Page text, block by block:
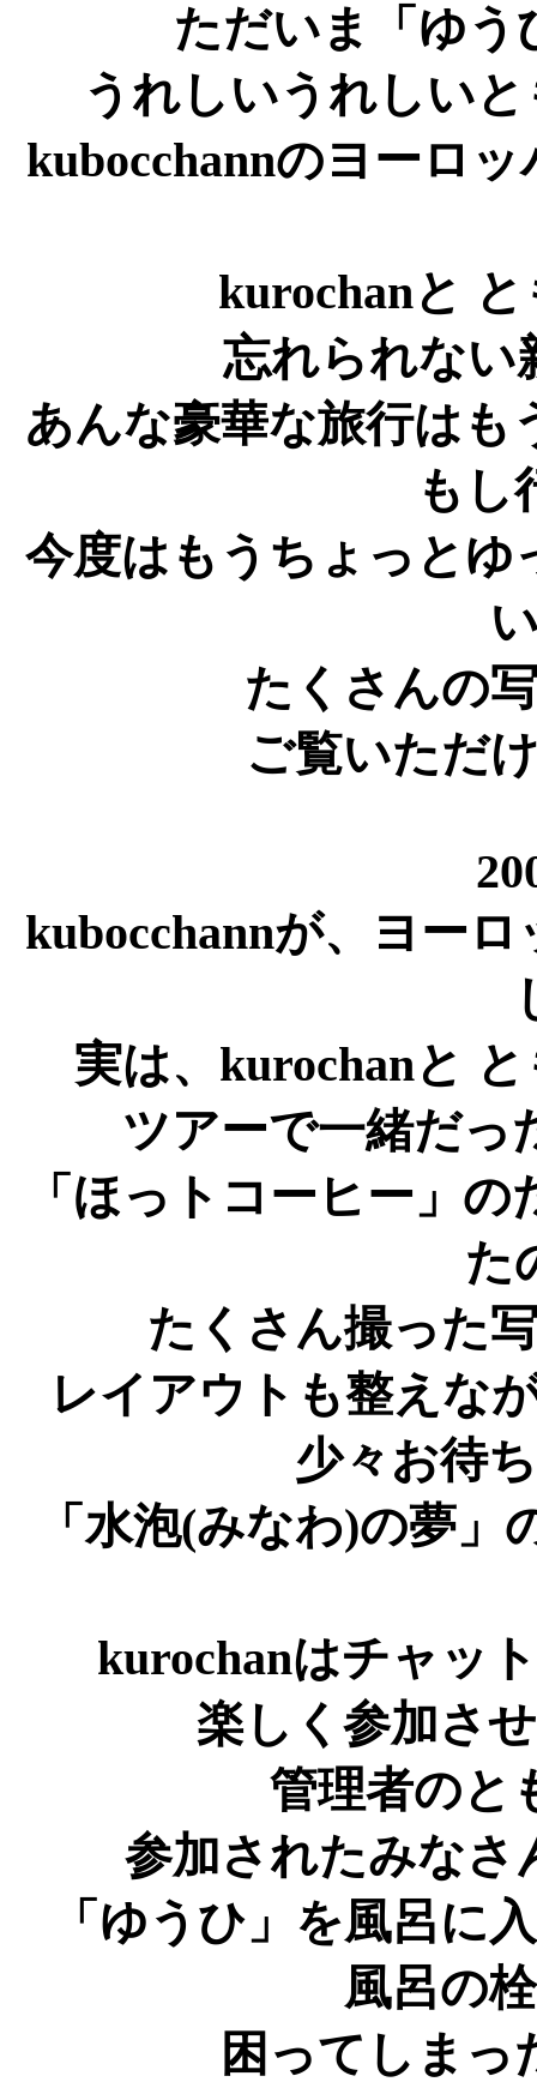
ただいま「ゆう
うれしいうれしい
kubocchannのヨーロ
kurochanと
忘れられない
あんな豪華な旅行は
もし
今度はもうちょっとゆ
たくさんの
ご覧いただ
kubocchannが、ヨー
実は、kurochanと
ツアーで一緒だっ
「ほっトコーヒー」
た
たくさん撮った
レイアウトも整えな
少々お待
「水泡(みなわ)の夢
kurochanはチャッ
楽しく参加さ
管理者のと
参加されたみなさ
「ゆうひ」を風呂に
風呂の
困ってしまっ